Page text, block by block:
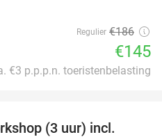
Regulier €186
€145
€3 p.p.p.n. toeristenbelasting
(3 uur) incl.